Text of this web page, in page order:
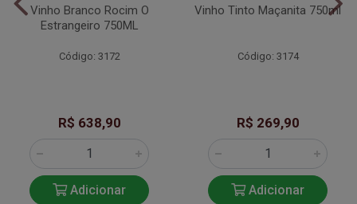
Vinho Branco Rocim O
Estrangeiro 750ML
Código: 3172
R$ 638,90
Adicionar
Vinho Tinto Maçanita 750ml
Código: 3174
R$ 269,90
Adicionar